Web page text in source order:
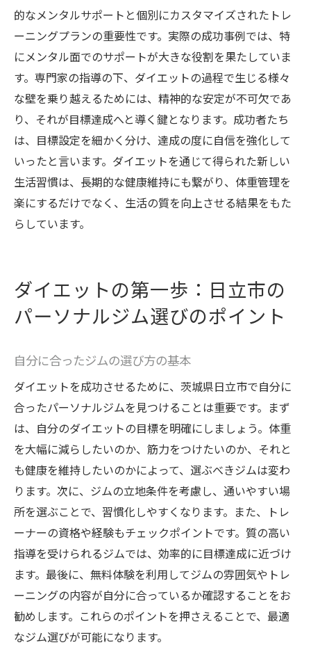
的なメンタルサポートと個別にカスタマイズされたトレ
ーニングプランの重要性です。実際の成功事例では、特
にメンタル面でのサポートが大きな役割を果たしていま
す。専門家の指導の下、ダイエットの過程で生じる様々
な壁を乗り越えるためには、精神的な安定が不可欠であ
り、それが目標達成へと導く鍵となります。成功者たち
は、目標設定を細かく分け、達成の度に自信を強化して
いったと言います。ダイエットを通じて得られた新しい
生活習慣は、長期的な健康維持にも繋がり、体重管理を
楽にするだけでなく、生活の質を向上させる結果をもた
らしています。
ダイエットの第一歩：日立市の
パーソナルジム選びのポイント
自分に合ったジムの選び方の基本
ダイエットを成功させるために、茨城県日立市で自分に
合ったパーソナルジムを見つけることは重要です。まず
は、自分のダイエットの目標を明確にしましょう。体重
を大幅に減らしたいのか、筋力をつけたいのか、それと
も健康を維持したいのかによって、選ぶべきジムは変わ
ります。次に、ジムの立地条件を考慮し、通いやすい場
所を選ぶことで、習慣化しやすくなります。また、トレ
ーナーの資格や経験もチェックポイントです。質の高い
指導を受けられるジムでは、効率的に目標達成に近づけ
ます。最後に、無料体験を利用してジムの雰囲気やトレ
ーニングの内容が自分に合っているか確認することをお
勧めします。これらのポイントを押さえることで、最適
なジム選びが可能になります。